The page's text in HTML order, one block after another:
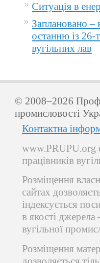
Ситуація в
Заплановано
останню із 26-
вугільних лав
© 2008–2026
промисловості
Контактна
www.PRUPU.org
працівників
Розміщення
сайтах
індексується
в якості
вугільної
Розміщення